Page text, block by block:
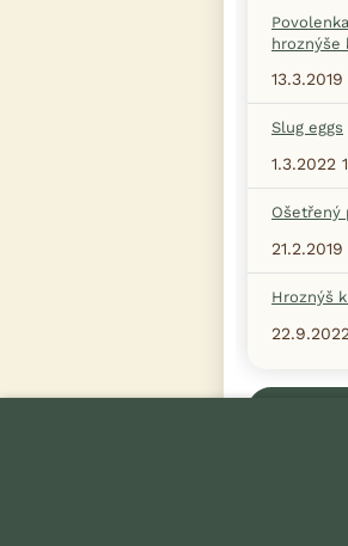
hroznýše
13.3.2019
Slug eggs
1.3.2022
Ošetřený
21.2.2019
Hroznýš